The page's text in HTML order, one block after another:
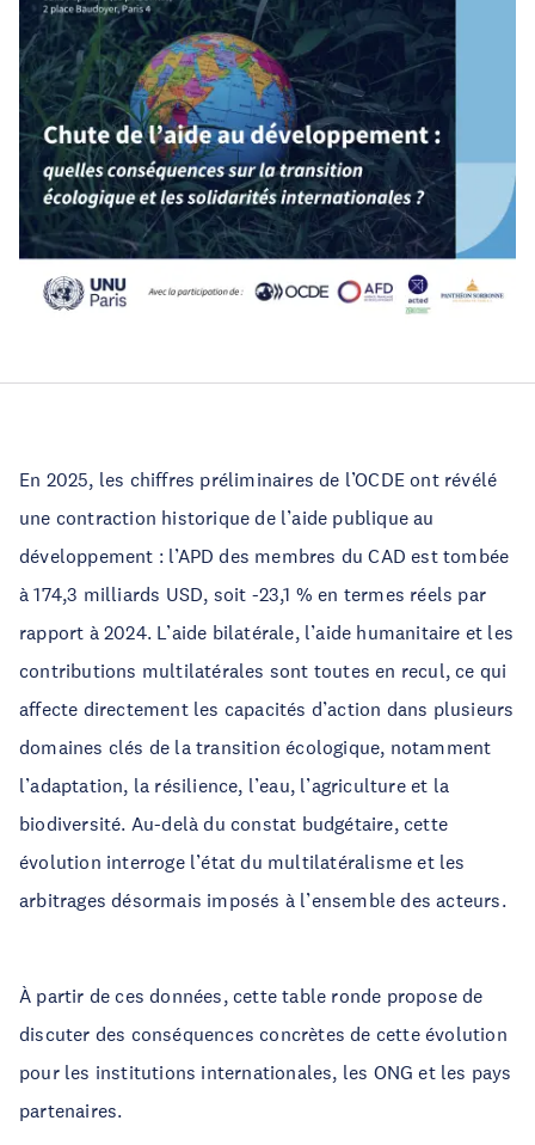
En 2025, les chiffres préliminaires de l’OCDE ont révélé
une contraction historique de l’aide publique au
développement : l’APD des membres du CAD est tombée
à 174,3 milliards USD, soit -23,1 % en termes réels par
rapport à 2024. L’aide bilatérale, l’aide humanitaire et les
contributions multilatérales sont toutes en recul, ce qui
affecte directement les capacités d’action dans plusieurs
domaines clés de la transition écologique, notamment
l’adaptation, la résilience, l’eau, l’agriculture et la
biodiversité. Au-delà du constat budgétaire, cette
évolution interroge l’état du multilatéralisme et les
arbitrages désormais imposés à l’ensemble des acteurs.
À partir de ces données, cette table ronde propose de
discuter des conséquences concrètes de cette évolution
pour les institutions internationales, les ONG et les pays
partenaires.